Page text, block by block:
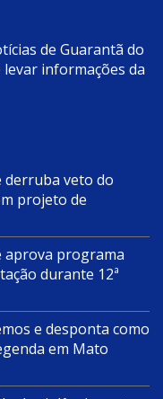
de Guarantã do
informações da
derruba veto do
projeto de
aprova programa
durante 12ª
e desponta como
em Mato